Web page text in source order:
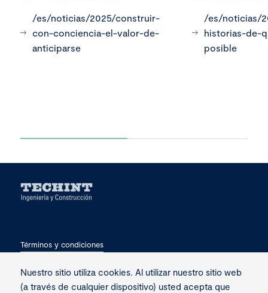
/es/noticias/2025/construir-
con-conciencia-el-valor-de-
anticiparse
/es/noticias/
historias-de-
posible
Términos y condiciones
Privacidad
Nuestro sitio utiliza cookies. Al utilizar nuestro sitio web
(a través de cualquier dispositivo) usted acepta que